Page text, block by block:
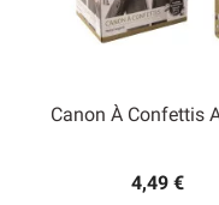
Canon À Confettis
4,49 €